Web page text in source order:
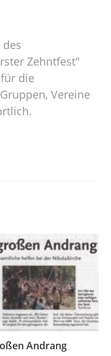
Zehntfest"
die
Vereine
Andrang